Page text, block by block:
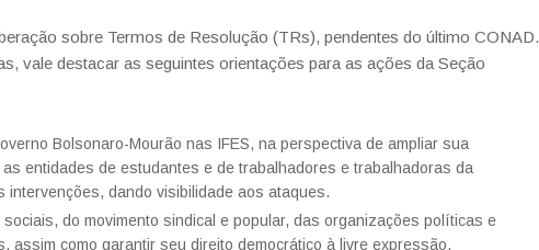
sobre Termos de Resolução (TRs), pendentes do último CONAD.
vale destacar as seguintes orientações para as ações da Seção
Bolsonaro-Mourão nas IFES, na perspectiva de ampliar sua
entidades de estudantes e de trabalhadores e trabalhadoras da
dando visibilidade aos ataques.
do movimento sindical e popular, das organizações políticas e
assim como garantir seu direito democrático à livre expressão.